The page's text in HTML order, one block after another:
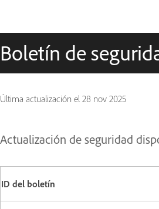
Boletín de
Última actualización el 28 nov 2025
Actualización de seguridad
ID del boletín